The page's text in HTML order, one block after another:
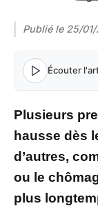
Publié le 25/
Écouter
Plusieurs
hausse dès
d’autres,
ou le
plus